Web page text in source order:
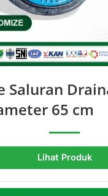
Saluran
65 cm
Lihat Produk